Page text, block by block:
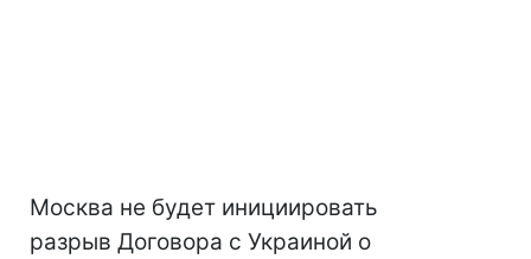
Москва не будет инициировать
разрыв Договора с Украиной о